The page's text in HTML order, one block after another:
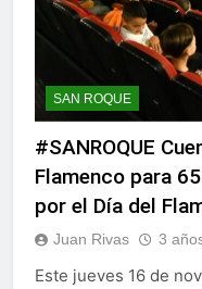
SAN ROQUE
#SANROQUE
Flamenco para
por el Día del
Juan Rivas 3
Este jueves 16 de